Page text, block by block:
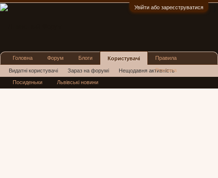
Увійти або зареєструватися
Головна Форум Блоги Користувачі
Видатні користувачі Зараз на форумі Нещодавня активність
Нові повідомлення профілю
Правила
Реклама
Посиденьки Львівські новини